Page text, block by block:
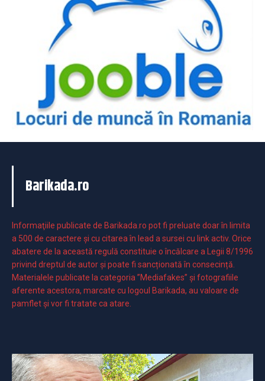
Barikada.ro
Informaţiile publicate de Barikada.ro pot fi preluate doar în limita
a 500 de caractere şi cu citarea în lead a sursei cu link activ. Orice
abatere de la această regulă constituie o încălcare a Legii 8/1996
privind dreptul de autor și poate fi sancționată în consecință.
Materialele publicate la categoria ”Mediafakes” și fotografiile
aferente acestora, marcate cu logoul Barikada, au valoare de
pamflet și vor fi tratate ca atare.